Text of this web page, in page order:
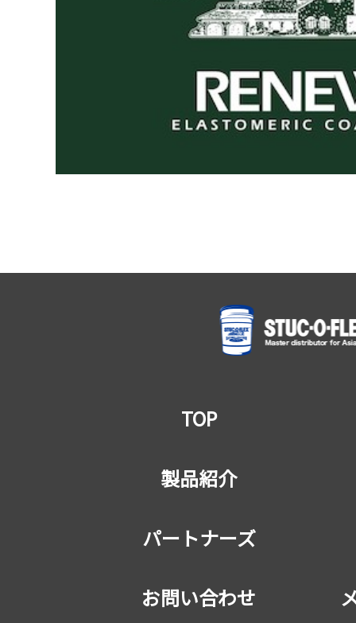
TOP
製品紹介
パートナーズ
お問い合わせ